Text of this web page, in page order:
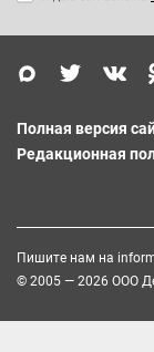
Полная версия
Редакционная
Пишите нам на
© 2005 — 2026 ООО